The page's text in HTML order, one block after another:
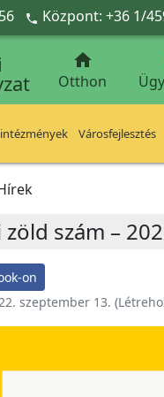
 Központ: +36 1/

Otthon
Városfejlesztés
zöld szám –
on
szeptember 13.